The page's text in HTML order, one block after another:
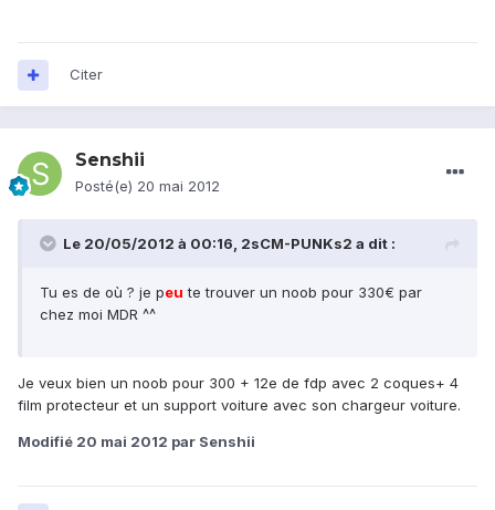
Citer
Senshii
Posté(e) 20 mai 2012
Le 20/05/2012 à 00:16, 2sCM-PUNKs2 a dit :
Tu es de où ? je peu te trouver un noob pour 330€ par
chez moi MDR ^^
Je veux bien un noob pour 300 + 12e de fdp avec 2 coques+ 4
film protecteur et un support voiture avec son chargeur voiture.
Modifié 20 mai 2012 par Senshii